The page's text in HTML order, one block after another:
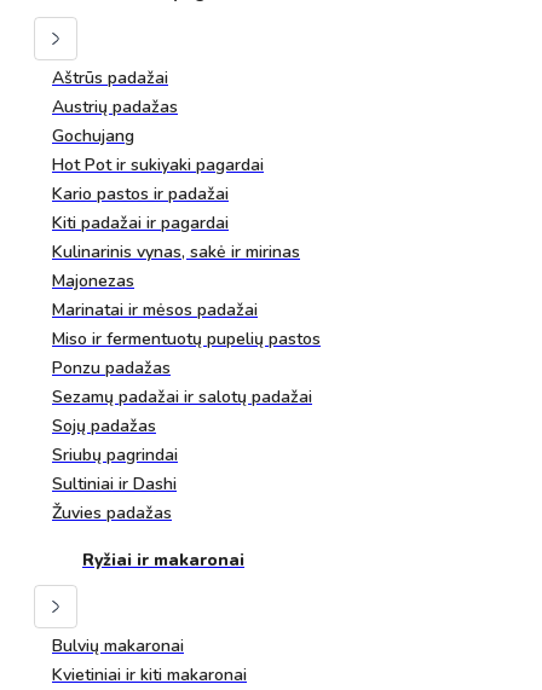
Aštrūs padažai
Austrių padažas
Gochujang
Hot Pot ir sukiyaki pagardai
Kario pastos ir padažai
Kiti padažai ir pagardai
Kulinarinis vynas, sakė ir mirinas
Majonezas
Marinatai ir mėsos padažai
Miso ir fermentuotų pupelių pastos
Ponzu padažas
Sezamų padažai ir salotų padažai
Sojų padažas
Sriubų pagrindai
Sultiniai ir Dashi
Žuvies padažas
Ryžiai ir makaronai
Bulvių makaronai
Kvietiniai ir kiti makaronai